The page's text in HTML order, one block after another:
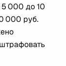
000 до 10
000 руб.